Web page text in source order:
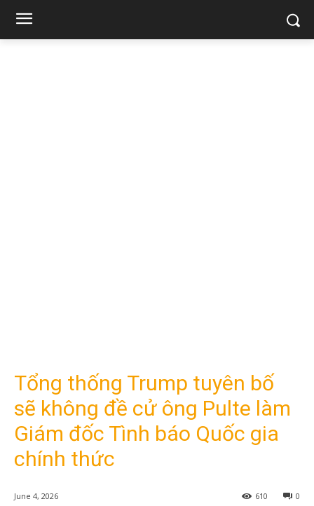
Tổng thống Trump tuyên bố
sẽ không đề cử ông Pulte làm
Giám đốc Tình báo Quốc gia
chính thức
June 4, 2026 0
610